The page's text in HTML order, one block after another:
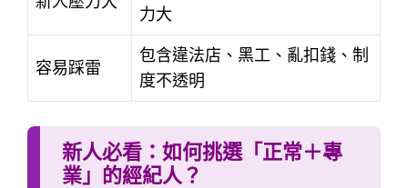
力大
容易踩雷
包含違法店、黑工、亂扣錢、制
度不透明
新人必看：如何挑選「正常＋專
業」的經紀人？